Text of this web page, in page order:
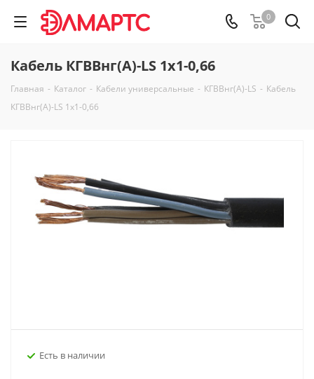
0
Кабель КГВВнг(А)-LS 1х1-0,66
Главная - Каталог - Кабели универсальные - КГВВнг(А)-LS - Кабель
КГВВнг(А)-LS 1х1-0,66
Есть в наличии